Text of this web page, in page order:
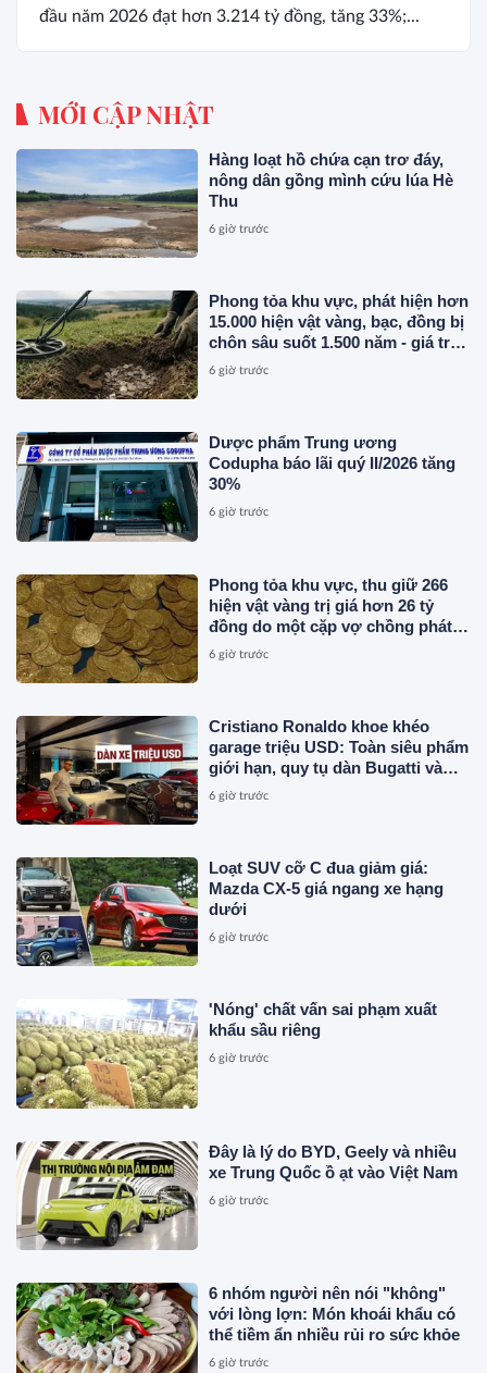
đầu năm 2026 đạt hơn 3.214 tỷ đồng, tăng 33%;...
MỚI CẬP NHẬT
Hàng loạt hồ chứa cạn trơ đáy,
nông dân gồng mình cứu lúa Hè
Thu
6 giờ trước
Phong tỏa khu vực, phát hiện hơn
15.000 hiện vật vàng, bạc, đồng bị
chôn sâu suốt 1.500 năm - giá trị
tương đương 63 tỷ đồng
6 giờ trước
Dược phẩm Trung ương
Codupha báo lãi quý II/2026 tăng
30%
6 giờ trước
Phong tỏa khu vực, thu giữ 266
hiện vật vàng trị giá hơn 26 tỷ
đồng do một cặp vợ chồng phát
hiện khi thay sàn nhà
6 giờ trước
Cristiano Ronaldo khoe khéo
garage triệu USD: Toàn siêu phẩm
giới hạn, quy tụ dàn Bugatti và
Ferrari đắt đỏ
6 giờ trước
Loạt SUV cỡ C đua giảm giá:
Mazda CX-5 giá ngang xe hạng
dưới
6 giờ trước
'Nóng' chất vấn sai phạm xuất
khẩu sầu riêng
6 giờ trước
Đây là lý do BYD, Geely và nhiều
xe Trung Quốc ồ ạt vào Việt Nam
6 giờ trước
6 nhóm người nên nói "không"
với lòng lợn: Món khoái khẩu có
thể tiềm ẩn nhiều rủi ro sức khỏe
6 giờ trước